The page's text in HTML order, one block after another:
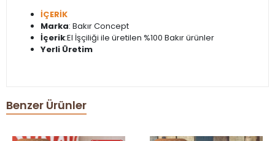
İÇERİK
Marka: Bakır Concept
İçerik:El İşçiliği ile üretilen %100 Bakır ürünler
Yerli Üretim
Benzer Ürünler